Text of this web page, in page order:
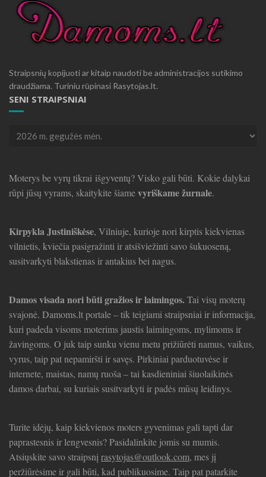
Straipsnių kopijuoti ar kitaip naudoti be administracijos sutikimo
draudžiama. Turiniu rūpinasi Rasytojas.lt.
SENI STRAIPSNIAI
Seni
straipsniai
Moterys be vyrų tikrai išgyventų? Visko gali būti. Kokie dalykai
rūpi jūsų vyrams, skaitykite šiamevyriškame žurnale.
Kirpykla Justiniškėse, Vilniuje, kurioje nori kirptis kiekvienas
vilnietis, kviečia pasigražinti ir atsišviežinti savo šukuoseną,
susitvarkyti blakstienas ir antakius bei nagus.
Damos visada nori būti gražios ir laimingos.Tai visų moterų
svajonė. Damoms.lt portale – tik teigiami straipsniai ir informacija,
kuri padeda visoms moterims jaustis laimingoms, mylimoms ir
žavingoms. O juk taip sunku vienu metu prižiūrėti namus, vaikus,
vyrus, taip pat nepamiršti ir savęs. Pirkiniai parduotuvėse ir
internete, maistas, namų ruoša – tai kasdieniniai šiuolaikinės
damos darbai, su kuriais susitvarkyti ir padės mūsų leidinys.
Turite idėjų, kaip kiekvienos moters gyvenimas gali tapti dar
paprastesnis ir lengvesnis? Pasidalinkite jomis su mumis.
Atsiųskite savo straipsnį rasytojas@outlook.com, mes jį
peržiūrėsime ir gali būti, kad publikuosime. Taip pat patarkite